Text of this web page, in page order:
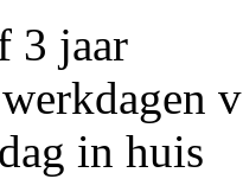
3 jaar
in huis